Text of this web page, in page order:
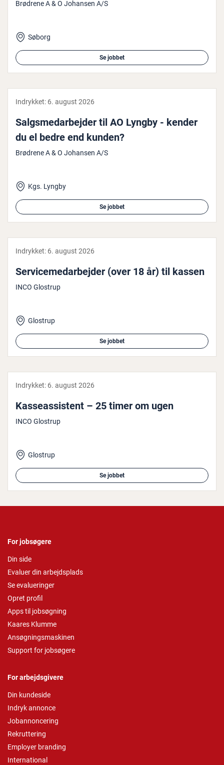
Brødrene A & O Johansen A/S
Søborg
Se jobbet
Indrykket: 6. august 2026
Salgs­me­d­ar­bej­der til AO Lyngby - kender
du el bedre end kunden?
Brødrene A & O Johansen A/S
Kgs. Lyngby
Se jobbet
Indrykket: 6. august 2026
Ser­vi­ce­me­d­ar­bej­der (over 18 år) til kassen
INCO Glostrup
Glostrup
Se jobbet
Indrykket: 6. august 2026
Kas­seas­si­stent – 25 timer om ugen
INCO Glostrup
Glostrup
Se jobbet
For jobsøgere
Din side
Evaluer din arbejdsplads
Se evalueringer
Opret profil
Apps til jobsøgning
Kaares Klumme
Ansøgningsmaskinen
Support for jobsøgere
For arbejdsgivere
Din kundeside
Indryk annonce
Jobannoncering
Rekruttering
Employer branding
International